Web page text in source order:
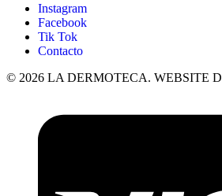
Instagram
Facebook
Tik Tok
Contacto
© 2026 LA DERMOTECA. WEBSITE